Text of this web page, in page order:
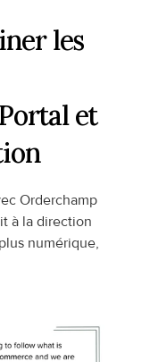
les
et
Orderchamp
à la direction
numérique,